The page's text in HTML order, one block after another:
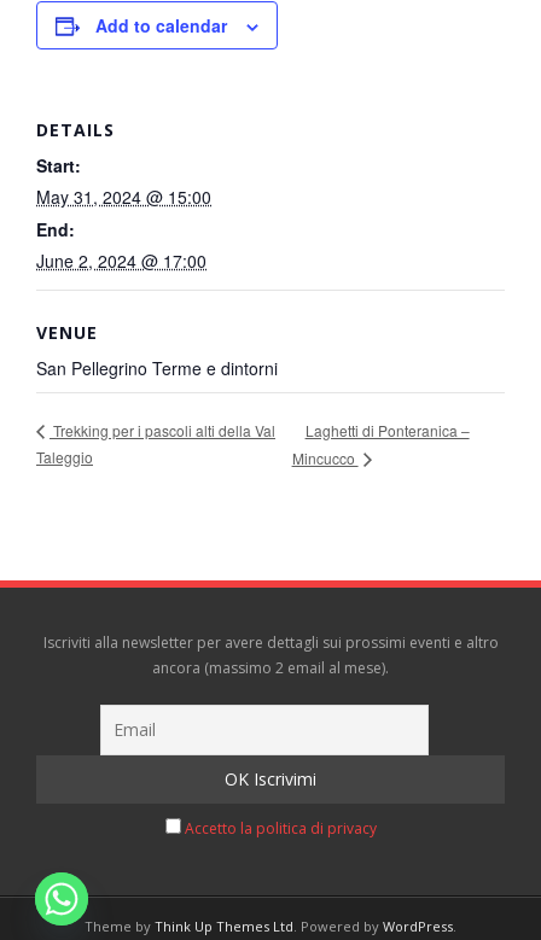
Add to calendar
DETAILS
Start:
May 31, 2024 @ 15:00
End:
June 2, 2024 @ 17:00
VENUE
San Pellegrino Terme e dintorni
Trekking per i pascoli alti della Val
Taleggio
Laghetti di Ponteranica –
Mincucco
Iscriviti alla newsletter per avere dettagli sui prossimi eventi e altro
ancora (massimo 2 email al mese).
Accetto la politica di privacy
Theme by Think Up Themes Ltd. Powered by WordPress.